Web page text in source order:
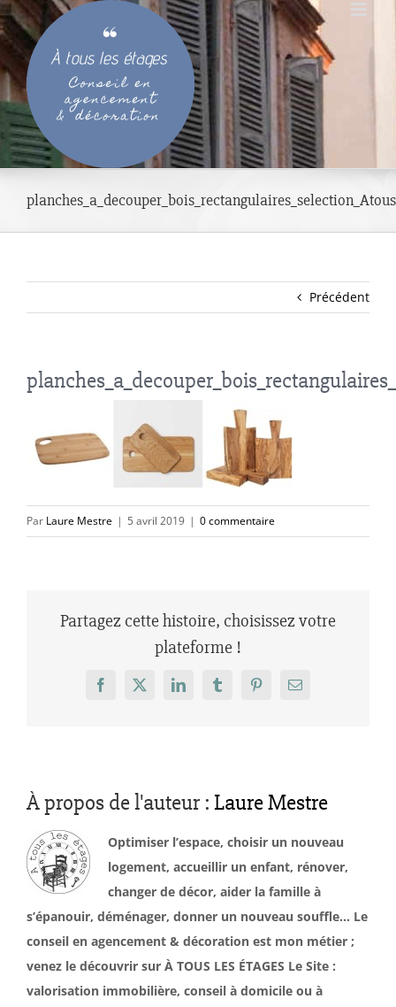
Passer
au
contenu
Précédent
Par Laure Mestre | 5 avril 2019 | 0 commentaire
Partagez cette histoire, choisissez votre
plateforme !
Facebook
X LinkedInTumblrPinterestEmail
À propos de l'auteur : Laure Mestre
Optimiser l’espace, choisir un nouveau
logement, accueillir un enfant, rénover,
changer de décor, aider la famille à
s’épanouir, déménager, donner un nouveau souffle… Le
conseil en agencement & décoration est mon métier ;
venez le découvrir sur À TOUS LES ÉTAGES Le Site :
valorisation immobilière, conseil à domicile ou à